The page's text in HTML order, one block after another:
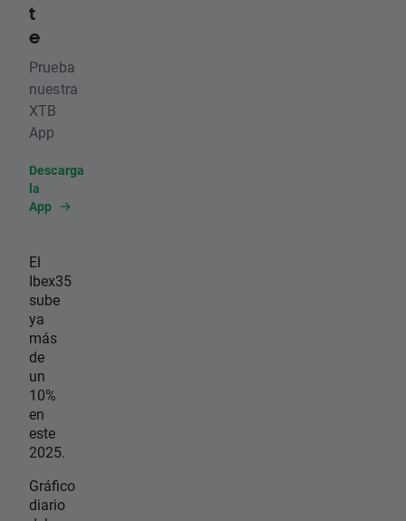
t
e
Prueba
nuestra
XTB
App
Descarga
la
App
El
Ibex35
sube
ya
más
de
un
10%
en
este
2025.
Gráfico
diario